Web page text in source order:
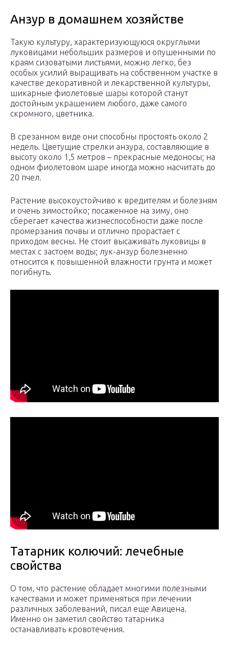
Анзур в домашнем хозяйстве
Такую культуру, характеризующуюся округлыми
луковицами небольших размеров и опушенными по
краям сизоватыми листьями, можно легко, без
особых усилий выращивать на собственном участке в
качестве декоративной и лекарственной культуры,
шикарные фиолетовые шары которой станут
достойным украшением любого, даже самого
скромного, цветника.
В срезанном виде они способны простоять около 2
недель. Цветущие стрелки анзура, составляющие в
высоту около 1,5 метров – прекрасные медоносы; на
одном фиолетовом шаре иногда можно насчитать до
20 пчел.
Растение высокоустойчиво к вредителям и болезням
и очень зимостойко; посаженное на зиму, оно
сберегает качества жизнеспособности даже после
промерзания почвы и отлично прорастает с
приходом весны. Не стоит высаживать луковицы в
местах с застоем воды; лук-анзур болезненно
относится к повышенной влажности грунта и может
погибнуть.
Татарник колючий: лечебные
свойства
О том, что растение обладает многими полезными
качествами и может применяться при лечении
различных заболеваний, писал еще Авицена.
Именно он заметил свойство татарника
останавливать кровотечения.